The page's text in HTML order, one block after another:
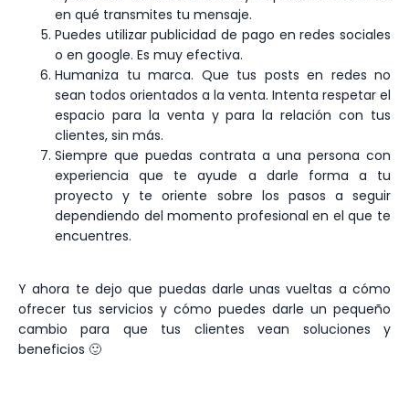
en qué transmites tu mensaje.
Puedes utilizar publicidad de pago en redes sociales
o en google. Es muy efectiva.
Humaniza tu marca. Que tus posts en redes no
sean todos orientados a la venta. Intenta respetar el
espacio para la venta y para la relación con tus
clientes, sin más.
Siempre que puedas contrata a una persona con
experiencia que te ayude a darle forma a tu
proyecto y te oriente sobre los pasos a seguir
dependiendo del momento profesional en el que te
encuentres.
Y ahora te dejo que puedas darle unas vueltas a cómo
ofrecer tus servicios y cómo puedes darle un pequeño
cambio para que tus clientes vean soluciones y
beneficios 🙂